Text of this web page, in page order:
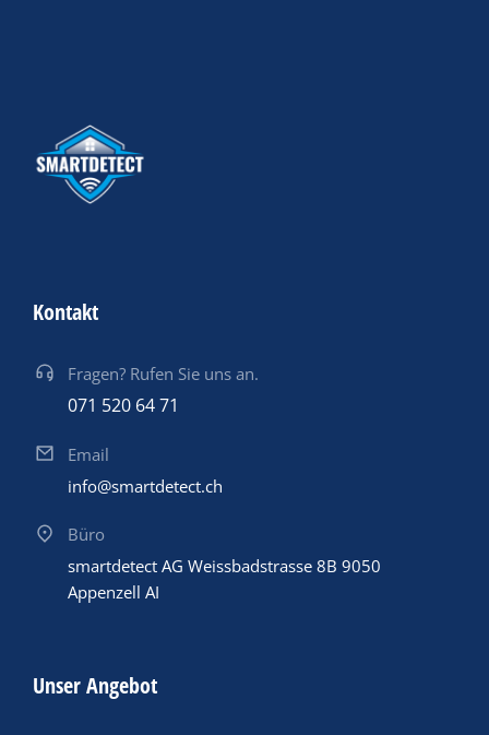
Kontakt
Fragen? Rufen Sie uns an.
071 520 64 71
Email
info@smartdetect.ch
Büro
smartdetect AG Weissbadstrasse 8B 9050
Appenzell AI
Unser Angebot